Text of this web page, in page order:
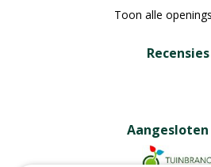
Toon alle
Recensies